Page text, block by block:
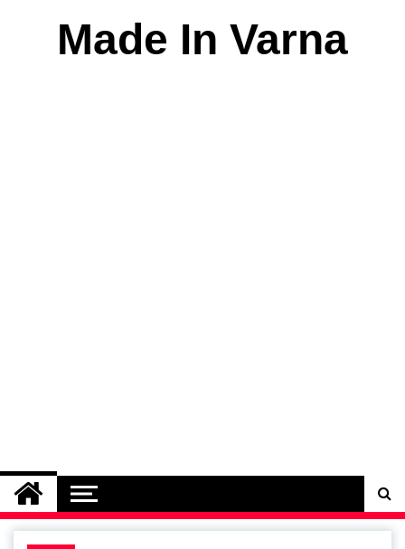
Made In Varna